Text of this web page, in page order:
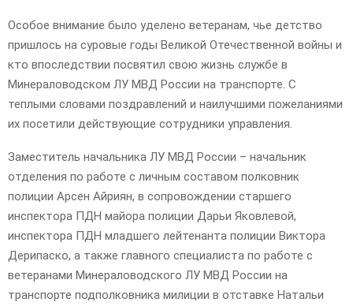
Особое внимание было уделено ветеранам, чье детство
пришлось на суровые годы Великой Отечественной войны и
кто впоследствии посвятил свою жизнь службе в
Минераловодском ЛУ МВД России на транспорте. С
теплыми словами поздравлений и наилучшими пожеланиями
их посетили действующие сотрудники управления.
Заместитель начальника ЛУ МВД России – начальник
отделения по работе с личным составом полковник
полиции Арсен Айриян, в сопровождении старшего
инспектора ПДН майора полиции Дарьи Яковлевой,
инспектора ПДН младшего лейтенанта полиции Виктора
Дерипаско, а также главного специалиста по работе с
ветеранами Минераловодского ЛУ МВД России на
транспорте подполковника милиции в отставке Натальи